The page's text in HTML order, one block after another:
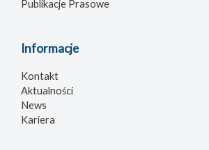
Publikacje Prasowe
Informacje
Kontakt
Aktualności
News
Kariera